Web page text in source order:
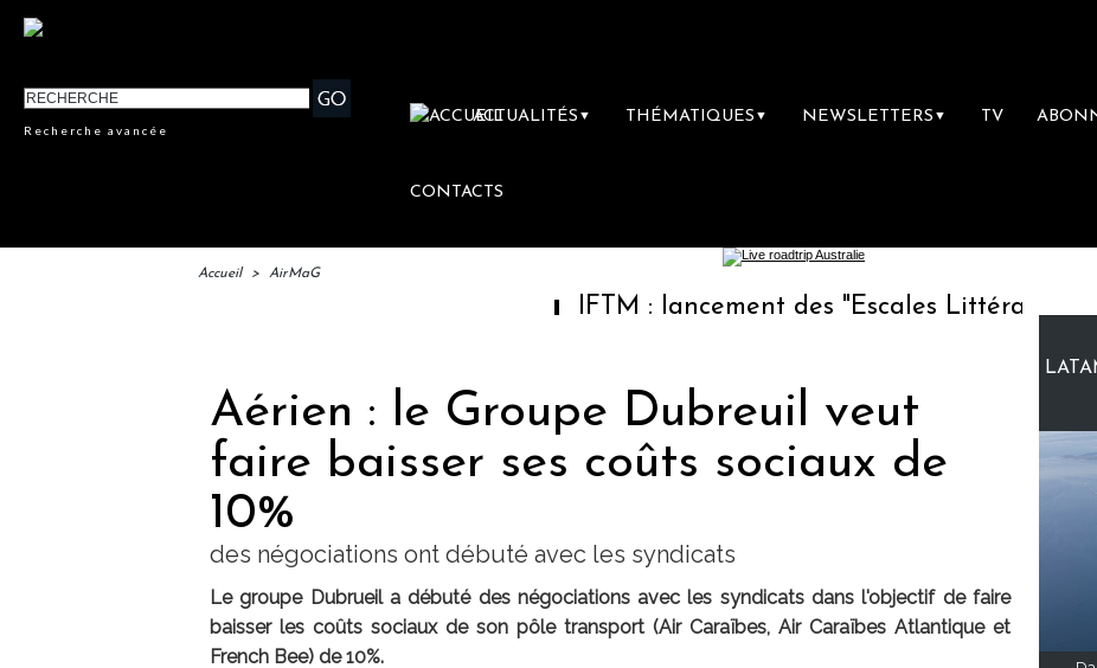
Recherche avancée
ACTUALITÉS ▼ THÉMATIQUES ▼ NEWSLETTERS ▼ TV
CONTACTS
Accueil > AirMaG
IFTM : lancement des "Escales Littéraires", la
Aérien : le Groupe Dubreuil veut
faire baisser ses coûts sociaux de
10%
des négociations ont débuté avec les syndicats
Le groupe Dubrueil a débuté des négociations avec les syndicats dans l'objectif de faire
baisser les coûts sociaux de son pôle transport (Air Caraïbes, Air Caraïbes Atlantique et
French Bee) de 10%.